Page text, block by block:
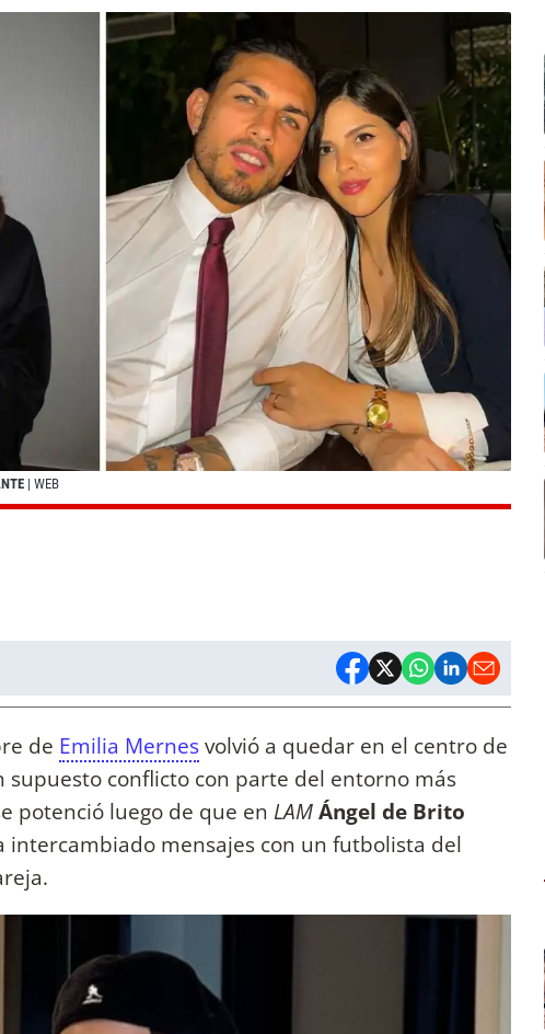
| WEB
de Emilia Mernesvolvió a quedar en el centro de
supuesto conflicto con parte del entorno más
potenció luego de que en LAMÁngel de Brito
mensajes con un futbolista del